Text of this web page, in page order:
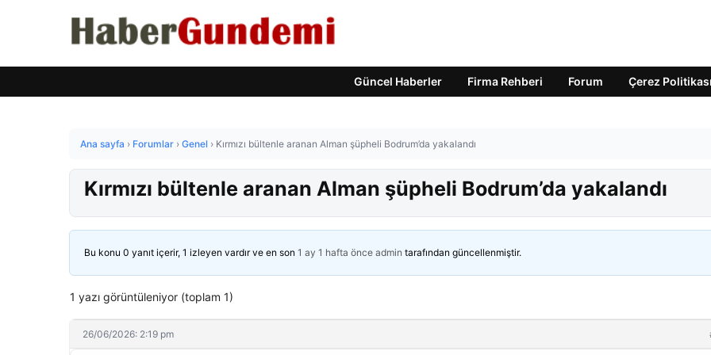
Güncel Haberler Firma Rehberi Forum Çerez
Ana sayfa › Forumlar › Genel › Kırmızı bültenle aranan Alman şüpheli Bodrum’da yakalandı
Kırmızı bültenle aranan Alman şüpheli Bodrum’da yakalandı
Bu konu 0 yanıt içerir, 1 izleyen vardır ve en son 1 ay 1 hafta önce admin tarafından güncellenmiştir.
1 yazı görüntüleniyor (toplam 1)
26/06/2026: 2:19 pm